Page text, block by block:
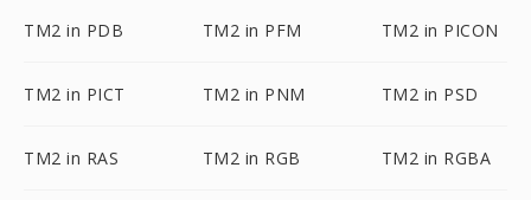
TM2 in PDB TM2 in PFM TM2 in PICON
TM2 in PICT TM2 in PNM TM2 in PSD
TM2 in RAS TM2 in RGB TM2 in RGBA